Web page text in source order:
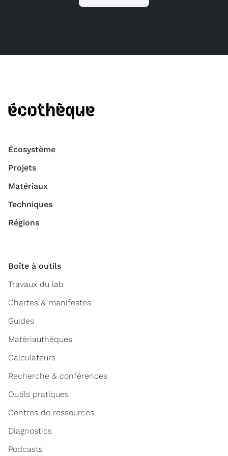
Écosystème
Projets
Matériaux
Techniques
Régions
Boîte à outils
Travaux du lab
Chartes & manifestes
Guides
Matériauthèques
Calculateurs
Recherche & conférences
Outils pratiques
Centres de ressources
Diagnostics
Podcasts